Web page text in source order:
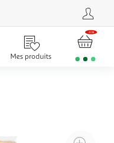
Mes produits